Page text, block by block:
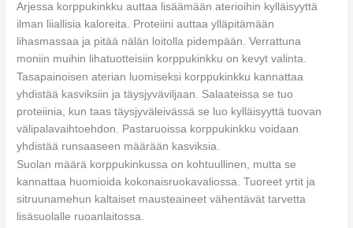
Arjessa korppukinkku auttaa lisäämään aterioihin kylläisyyttä
ilman liiallisia kaloreita. Proteiini auttaa ylläpitämään
lihasmassaa ja pitää nälän loitolla pidempään. Verrattuna
moniin muihin lihatuotteisiin korppukinkku on kevyt valinta.
Tasapainoisen aterian luomiseksi korppukinkku kannattaa
yhdistää kasviksiin ja täysjyväviljaan. Salaateissa se tuo
proteiinia, kun taas täysjyväleivässä se luo kylläisyyttä tuovan
välipalavaihtoehdon. Pastaruoissa korppukinkku voidaan
yhdistää runsaaseen määrään kasviksia.
Suolan määrä korppukinkussa on kohtuullinen, mutta se
kannattaa huomioida kokonaisruokavaliossa. Tuoreet yrtit ja
sitruunamehun kaltaiset mausteaineet vähentävät tarvetta
lisäsuolalle ruoanlaitossa.